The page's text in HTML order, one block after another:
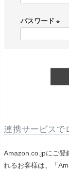
パスワード
連携サービスで
Amazon.co.jpにご登
れるお客様は、「